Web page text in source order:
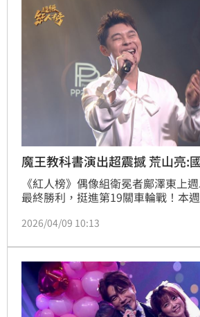
魔王教科書演出超震撼 荒山亮:
《紅人榜》偶像組衛冕者鄺澤東上
最終勝利，挺進第19關車輪戰！本
其中踢館魔王葉秉桓，一開口就讓全
感，更是讓評審荒山亮聽到完全陶
「這是國際級的R&B，亞洲沒有人
力直接震撼全場！
2026/04/09 10:13